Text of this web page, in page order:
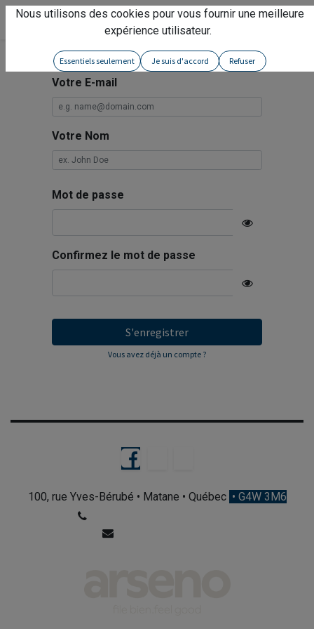
Service client
Votre E-mail
Votre Nom
Mot de passe
Confirmez le mot de passe
S'enregistrer
Vous avez déjà un compte ?
100, rue Yves-Bérubé • Matane • Québec • G4W 3M6
Nous utilisons des cookies pour vous fournir une meilleure
expérience utilisateur.
Essentiels seulement Je suis d'accord Refuser